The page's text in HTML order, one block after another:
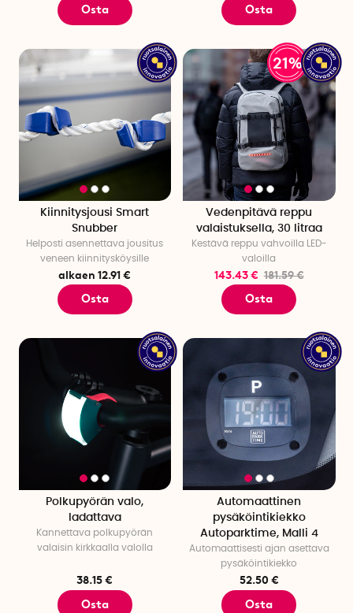
Osta Osta
Kiinnitysjousi Smart
Snubber
Helposti asennettava jousitus
veneen kiinnitysköysille
alkaen 12.91 €
Osta
21%
Vedenpitävä reppu
valaistuksella, 30 litraa
Kestävä reppu vahvoilla LED-
valoilla
143.43 € 181.59 €
Osta
Polkupyörän valo,
ladattava
Kannettava polkupyörän
valaisin kirkkaalla valolla
38.15 €
Osta
Automaattinen
pysäköintikiekko
Autoparktime, Malli 4
Automaattisesti ajan asettava
pysäköintikiekko
52.50 €
Osta